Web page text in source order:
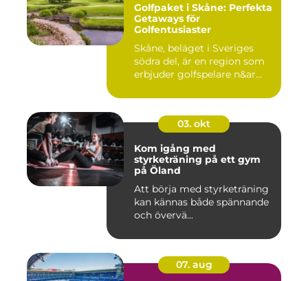
Golfpaket i Skåne: Perfekta
Getaways för
Golfentusiaster
Skåne, beläget i Sveriges
södra del, är en region som
erbjuder golfspelare n&ar...
03. okt
Kom igång med
styrketräning på ett gym
på Öland
Att börja med styrketräning
kan kännas både spännande
och övervä...
07. aug